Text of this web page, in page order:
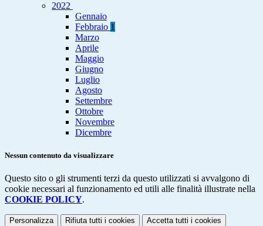
2022
Gennaio
Febbraio 1
Marzo
Aprile
Maggio
Giugno
Luglio
Agosto
Settembre
Ottobre
Novembre
Dicembre
Nessun contenuto da visualizzare
Questo sito o gli strumenti terzi da questo utilizzati si avvalgono di
cookie necessari al funzionamento ed utili alle finalità illustrate nella
COOKIE POLICY.
Personalizza Rifiuta tutti i cookies Accetta tutti i cookies